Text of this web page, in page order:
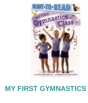
MY FIRST